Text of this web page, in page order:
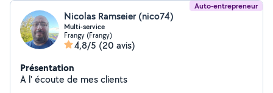
Auto-entrepreneur
Nicolas Ramseier (nico74)
Multi-service
Frangy (Frangy)
4,8/5 (20 avis)
Présentation
A l' écoute de mes clients